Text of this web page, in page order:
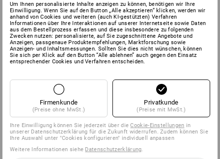
Um Ihnen personalisierte Inhalte anzeigen zu können, benötigen wir Ihre
Einwilligung. Wenn Sie auf den Button „Alle akzeptieren“ klicken, werden wir
anhand von Cookies und weiteren (auch KI-gestützten) Verfahren
Informationen über Ihre Interaktionen auf unserer Internetseite sowie Daten
aus dem Bestellprozess erfassen und diese insbesondere zu folgenden
Zwecken nutzen: personalisierte, auf Sie zugeschnittene Angebote und
Anzeigen, passgenaue Produktempfehlungen, Marktforschung sowie
Anzeigen- und Inhaltsmessungen. Sollten Sie dies nicht wünschen, können
Sie sich per Klick auf den Button “Alle ablehnen” auch gegen den Einsatz
entsprechender Cookies und Verfahren entscheiden.
Firmenkunde
(Preise ohne MwSt.)
Privatkunde
(Preise mit MwSt.)
Ihre Einwilligung können Sie jederzeit über dieCookie-Einstellungen in
unserer Datenschutzerklärung für die Zukunft widerrufen. Zudem können Sie
Ihre Auswahl unter "Cookies konfigurieren" individuell anpassen
Weitere Informationen siehe Datenschutzerklärung